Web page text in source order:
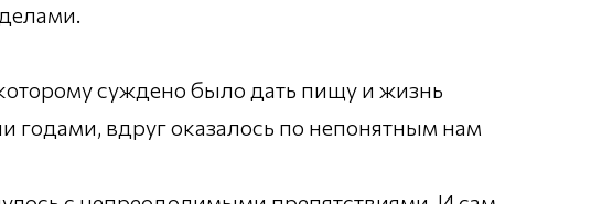
суждено было дать пищу и жизнь
годами, вдруг оказалось по непонятным нам